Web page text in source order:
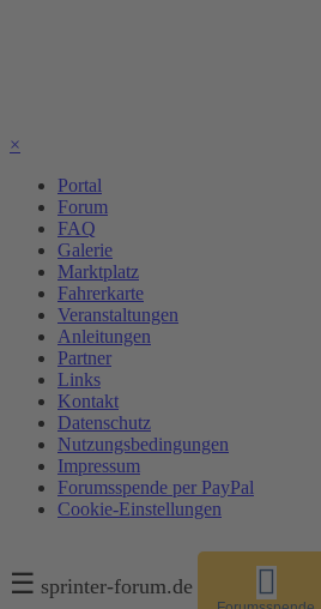
×
Portal
Forum
FAQ
Galerie
Marktplatz
Fahrerkarte
Veranstaltungen
Anleitungen
Partner
Links
Kontakt
Datenschutz
Nutzungsbedingungen
Impressum
Forumsspende per PayPal
Cookie-Einstellungen
☰ sprinter-forum.de